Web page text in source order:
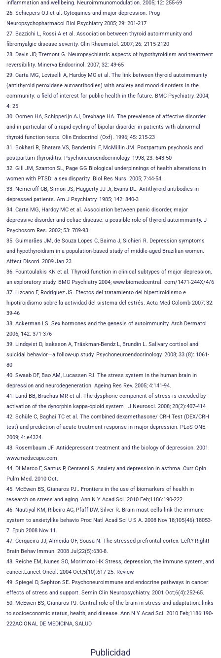
inflammation and wellbeing. Neuroimmunomodulation. 2005; 12: 255-69
26. Schiepers OJ et al. Cytoquines and major depression. Prog
Neuropsychopharmacol Biol Psychiatry 2005; 29: 201-217
27. Bazzichi L, Rossi A et al. Association between thyroid autoimmunity and
fibromyalgic disease severity. Clin Rheumatol. 2007; 26: 2115-2120
28. Davis JD, Tremont G. Neuropsychiatric aspects of hypothyroidism and treatment
reversibility. Minerva Endocrinol. 2007; 32: 49-65
29. Carta MG, Loviselli A, Hardoy MC et al. The link between thyroid autoimmunity
(antithyroid peroxidase autoantibodies) with anxiety and mood disorders in the
community: a field of interest for public health in the future. BMC Psychiatry. 2004;
4: 25
30. Oomen HA, Schipperijn AJ, Drexhage HA. The prevalence of affective disorder
and in particular of a rapid cycling of bipolar disorder in patients with abnormal
thyroid function tests. Clin Endocrinol (Oxf). 1996; 45: 215-23
31. Bokhari R, Bhatara VS, Bandettini F, McMillin JM. Postpartum psychosis and
postpartum thyroiditis. Psychoneuroendocrinology. 1998; 23: 643-50
32. Gill JM, Szanton SL, Page GG Biological underpinnings of health alterations in
women with PTSD: a sex disparity .Biol Res Nurs. 2005; 7:44-54.
33. Nemeroff CB, Simon JS, Haggerty JJ Jr, Evans DL. Antithyroid antibodies in
depressed patients. Am J Psychiatry. 1985; 142: 840-3
34. Carta MG, Hardoy MC et al. Association between panic disorder, major
depressive disorder and celiac disease: a possible role of thyroid autoimmunity. J
Psychosom Res. 2002; 53: 789-93
35. Guimarães JM, de Souza Lopes C, Baima J, Sichieri R. Depression symptoms
and hypothyroidism in a population-based study of middle-aged Brazilian women.
Affect Disord. 2009 Jan 23
36. Fountoulakis KN et al. Thyroid function in clinical subtypes of major depression,
an exploratory study. BMC Psychiatry 2004; www.biomedcentral. com/1471-244X/4/6
37. Lizcano F, Rodríguez JS. Efectos del tratamiento del hipertiroidismo e
hipotiroidismo sobre la actividad del sistema del estrés. Acta Med Colomb 2007; 32:
39-46
38. Ackerman LS. Sex hormones and the genesis of autoimmunity. Arch Dermatol
2006; 142: 371-376
39. Lindqvist D, Isaksson A, Träskman-Bendz L, Brundin L. Salivary cortisol and
suicidal behavior—a follow-up study. Psychoneuroendocrinology. 2008; 33 (8): 1061-
80
40. Swaab DF, Bao AM, Lucassen PJ. The stress system in the human brain in
depression and neurodegeneration. Ageing Res Rev. 2005; 4:141-94.
41. Land BB, Bruchas MR et al. The dysphoric component of stress is encoded by
activation of the dynorphin kappa-opioid system . J Neurosci. 2008; 28(2):407-414
42. Schüle C, Baghai TC et al. The combined dexamethasone/ CRH Test (DEX/CRH
test) and prediction of acute treatment response in major depression. PLoS ONE.
2009; 4: e4324.
43. Rosembaum JF. Antidepressant treatment and the biology of depression. 2001.
www.medscape.com
44. Di Marco F, Santus P, Centanni S. Anxiety and depression in asthma..Curr Opin
Pulm Med. 2010 Oct.
45. McEwen BS, Gianaros PJ.. Frontiers in the use of biomarkers of health in
research on stress and aging. Ann N Y Acad Sci. 2010 Feb;1186:190-222
46. Nautiyal KM, Ribeiro AC, Pfaff DW, Silver R. Brain mast cells link the immune
system to anxietylike behavio Proc Natl Acad Sci U S A. 2008 Nov 18;105(46):18053-
7. Epub 2008 Nov 11.
47. Cerqueira JJ, Almeida OF, Sousa N. The stressed prefrontal cortex. Left? Right!
Brain Behav Immun. 2008 Jul;22(5):630-8.
48. Reiche EM, Nunes SO, Morimoto HK Stress, depression, the immune system, and
cancer.Lancet Oncol. 2004 Oct;5(10):617-25. Review.
49. Spiegel D, Sephton SE. Psychoneuroimmune and endocrine pathways in cancer:
effects of stress and support. Semin Clin Neuropsychiatry. 2001 Oct;6(4):252-65.
50. McEwen BS, Gianaros PJ. Central role of the brain in stress and adaptation: links
to socioeconomic status, health, and disease. Ann N Y Acad Sci. 2010 Feb;1186:190-
222ACIONAL DE MEDICINA, SALUD
Publicidad